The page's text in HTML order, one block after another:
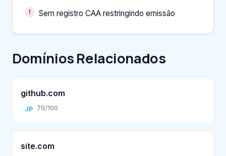
Sem registro CAA restringindo emissão
Domínios Relacionados
github.com
JP 70/100
site.com